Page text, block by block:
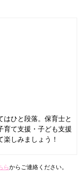
はひと段落。保育士と
育て支援・子ども支援
しみましょう！
らからご連絡ください。